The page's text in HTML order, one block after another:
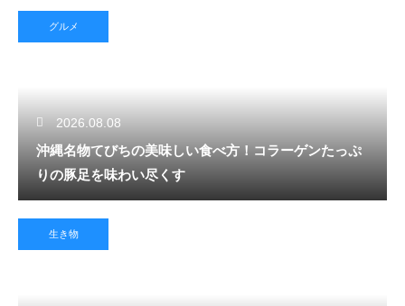
グルメ
2026.08.08
沖縄名物てびちの美味しい食べ方！コラーゲンたっぷ
りの豚足を味わい尽くす
生き物